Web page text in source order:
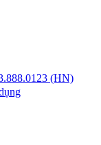
(HN)